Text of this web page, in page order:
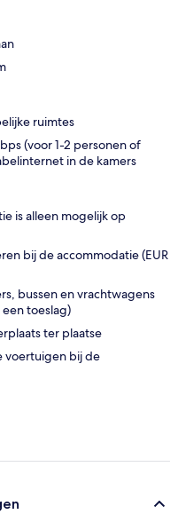
ruimtes
(voor 1-2 personen of
in de kamers
is alleen mogelijk op
bij de accommodatie (EUR
bussen en vrachtwagens
toeslag)
ter plaatse
voertuigen bij de